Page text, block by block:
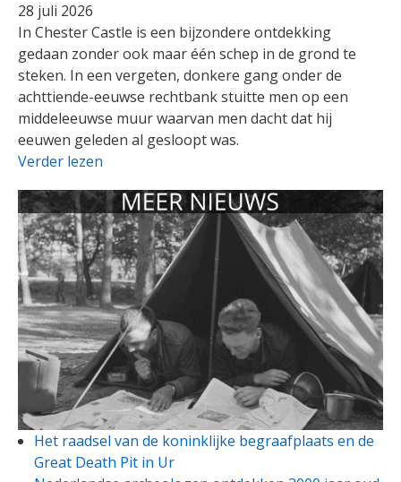
28 juli 2026
In Chester Castle is een bijzondere ontdekking
gedaan zonder ook maar één schep in de grond te
steken. In een vergeten, donkere gang onder de
achttiende-eeuwse rechtbank stuitte men op een
middeleeuwse muur waarvan men dacht dat hij
eeuwen geleden al gesloopt was.
Verder lezen
Het raadsel van de koninklijke begraafplaats en de
Great Death Pit in Ur